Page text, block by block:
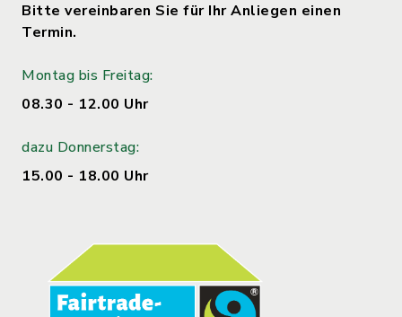
Bitte vereinbaren Sie für Ihr Anliegen einen
Termin.
Montag bis Freitag:
08.30 - 12.00 Uhr
dazu Donnerstag:
15.00 - 18.00 Uhr